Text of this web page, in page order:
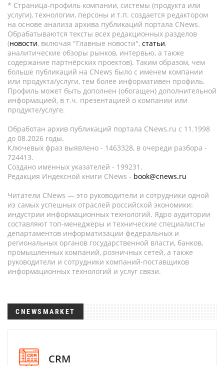
* Страница-профиль компании, системы (продукта или
услуги), технологии, персоны и т.п. создается редактором
на основе анализа архива публикаций портала CNews.
Обрабатываются тексты всех редакционных разделов
(новости, включая "Главные новости", статьи,
аналитические обзоры рынков, интервью, а также
содержание партнёрских проектов). Таким образом, чем
больше публикаций на CNews было с именем компании
или продукта/услуги, тем более информативен профиль.
Профиль может быть дополнен (обогащен) дополнительной
информацией, в т.ч. презентацией о компании или
продукте/услуге.
Обработан архив публикаций портала CNews.ru c 11.1998
до 08.2026 годы.
Ключевых фраз выявлено - 1463328, в очереди разбора -
724413.
Создано именных указателей - 199231.
Редакция Индексной книги CNews - book@cnews.ru
Читатели CNews — это руководители и сотрудники одной
из самых успешных отраслей российской экономики:
индустрии информационных технологий. Ядро аудитории
составляют топ-менеджеры и технические специалисты
департаментов информатизации федеральных и
региональных органов государственной власти, банков,
промышленных компаний, розничных сетей, а также
руководители и сотрудники компаний-поставщиков
информационных технологий и услуг связи.
CNEWSMARKET
CRM